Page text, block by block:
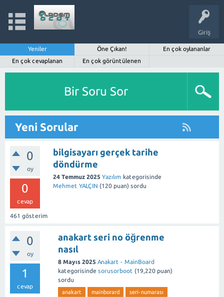
Giriş
Yeniler Öne Çıkan!
En çok oylananlar
En çok cevaplanan
En çok görüntülenen
Bir Soru Sor
Yeni Sorular
0
oy
0
cevap
461 gösterim
bilgisayarı gerçek tarihe
döndürme
24 Temmuz 2025 Yazılım kategorisinde
Mehmet YALÇIN (120 puan) sordu
0
oy
1
cevap
anakart seri no öğrenme
nasıl
8 Mayıs 2025 Anakart - MainBoard
kategorisinde sorusorboot (19,220 puan)
sordu
anakart mainborard
seri-numarası